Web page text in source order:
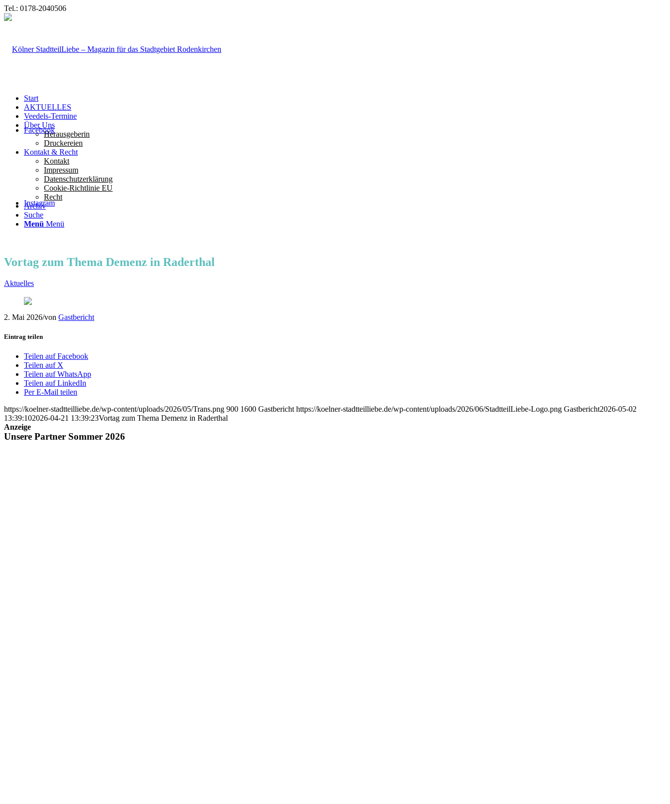
Tel.: 0178-2040506
Facebook
Instagram
Start
AKTUELLES
Veedels-Termine
Über Uns
Herausgeberin
Druckereien
Kontakt & Recht
Kontakt
Impressum
Datenschutzerklärung
Cookie-Richtlinie EU
Recht
Archiv
Suche
Menü Menü
Vortag zum Thema Demenz in Raderthal
Aktuelles
2. Mai 2026/von Gastbericht
Eintrag teilen
Teilen auf Facebook
Teilen auf X
Teilen auf WhatsApp
Teilen auf LinkedIn
Per E-Mail teilen
https://koelner-stadtteilliebe.de/wp-content/uploads/2026/05/Trans.png 900 1600 Gastbericht https://koelner-stadtteilliebe.de/wp-content/uploads/2026/06/StadtteilLiebe-Logo.png Gastbericht2026-05-02
13:39:102026-04-21 13:39:23Vortag zum Thema Demenz in Raderthal
Anzeige
Unsere Partner Sommer 2026